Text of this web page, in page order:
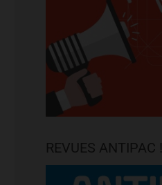
REVUES ANTIPAC !